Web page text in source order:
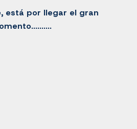
está por llegar el gran